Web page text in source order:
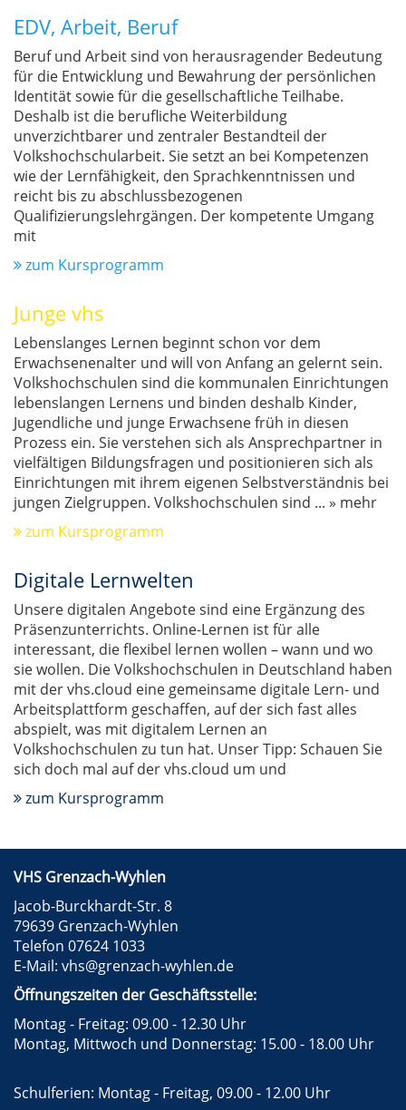
EDV, Arbeit, Beruf
Beruf und Arbeit sind von herausragender Bedeutung
für die Entwicklung und Bewahrung der persönlichen
Identität sowie für die gesellschaftliche Teilhabe.
Deshalb ist die berufliche Weiterbildung
unverzichtbarer und zentraler Bestandteil der
Volkshochschularbeit. Sie setzt an bei Kompetenzen
wie der Lernfähigkeit, den Sprachkenntnissen und
reicht bis zu abschlussbezogenen
Qualifizierungslehrgängen. Der kompetente Umgang
mit
zum Kursprogramm
Junge vhs
Lebenslanges Lernen beginnt schon vor dem
Erwachsenenalter und will von Anfang an gelernt sein.
Volkshochschulen sind die kommunalen Einrichtungen
lebenslangen Lernens und binden deshalb Kinder,
Jugendliche und junge Erwachsene früh in diesen
Prozess ein. Sie verstehen sich als Ansprechpartner in
vielfältigen Bildungsfragen und positionieren sich als
Einrichtungen mit ihrem eigenen Selbstverständnis bei
jungen Zielgruppen. Volkshochschulen sind ... » mehr
zum Kursprogramm
Digitale Lernwelten
Unsere digitalen Angebote sind eine Ergänzung des
Präsenzunterrichts. Online-Lernen ist für alle
interessant, die flexibel lernen wollen – wann und wo
sie wollen. Die Volkshochschulen in Deutschland haben
mit der vhs.cloud eine gemeinsame digitale Lern- und
Arbeitsplattform geschaffen, auf der sich fast alles
abspielt, was mit digitalem Lernen an
Volkshochschulen zu tun hat. Unser Tipp: Schauen Sie
sich doch mal auf der vhs.cloud um und
zum Kursprogramm
VHS Grenzach-Wyhlen
Jacob-Burckhardt-Str. 8
79639 Grenzach-Wyhlen
Telefon 07624 1033
E-Mail: vhs@grenzach-wyhlen.de
Öffnungszeiten der Geschäftsstelle:
Montag - Freitag: 09.00 - 12.30 Uhr
Montag, Mittwoch und Donnerstag: 15.00 - 18.00 Uhr
Schulferien: Montag - Freitag, 09.00 - 12.00 Uhr